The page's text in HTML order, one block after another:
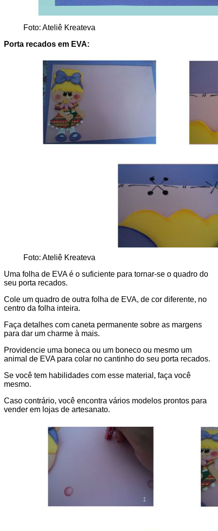
Foto: Ateliê Kreateva
Porta recados em EVA:
Foto: Ateliê Kreateva
Uma folha de EVA é o suficiente para tornar-se o quadro do
seu porta recados.
Cole um quadro de outra folha de EVA, de cor diferente, no
centro da folha inteira.
Faça detalhes com caneta permanente sobre as margens
para dar um charme à mais.
Providencie uma boneca ou um boneco ou mesmo um
animal de EVA para colar no cantinho do seu porta recados.
Se você tem habilidades com esse material, faça você
mesmo.
Caso contrário, você encontra vários modelos prontos para
vender em lojas de artesanato.